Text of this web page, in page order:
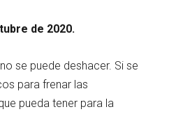
de 2020.
se puede deshacer. Si se
para frenar las
pueda tener para la